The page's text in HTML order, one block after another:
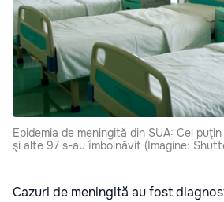
Epidemia de meningită din SUA: Cel
şi alte 97 s-au îmbolnăvit (Imagine:
Cazuri de meningită au fost